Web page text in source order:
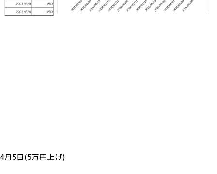
4月5日(5万円上げ)